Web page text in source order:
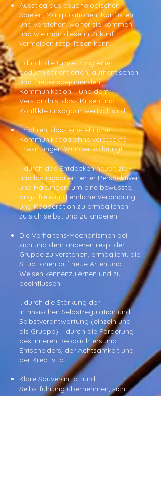
Ausstieg aus psychologischen
Spielen, Manipulationen, Konflikten
und verstehen, woher sie kommen
und wie man diese in Zukunft
vermeiden resp. lösen kann.
…durch die Umsetzung einer
bedürfnisorientierten, authentischen
und friedensbejahenden
Kommunikation – und dem
Verständnis, dass Krisen und
Konflikte unsagbar wertvoll sind.
Erfahren, dass eine ehrliche
Kommunikation ohne versteckte
Erwartungen Wunder vollbringt.
…durch das Entdecken neuer, ziel-
und lösungsorientierter Perspektiven
und Haltungen, um eine bewusste,
angstfreie und ehrliche Verbindung
und Kooperation zu ermöglichen –
zu sich selbst und zu anderen.
Die Verhaltens-Mechanismen bei
sich und dem anderen resp. der
Gruppe zu verstehen, ermöglicht, die
Situationen auf neue Arten und
Weisen kennenzulernen und zu
beeinflussen.
…durch die Stärkung der
intrinsischen Selbstregulation und
Selbstverantwortung (einzeln und
als Gruppe) – durch die Förderung
des inneren Beobachters und
Entscheiders, der Achtsamkeit und
der Kreativität.
Klare Souveränität und
Selbstführung übernehmen, sich
selbst mit Klarheit wahrnehmen (u.a.